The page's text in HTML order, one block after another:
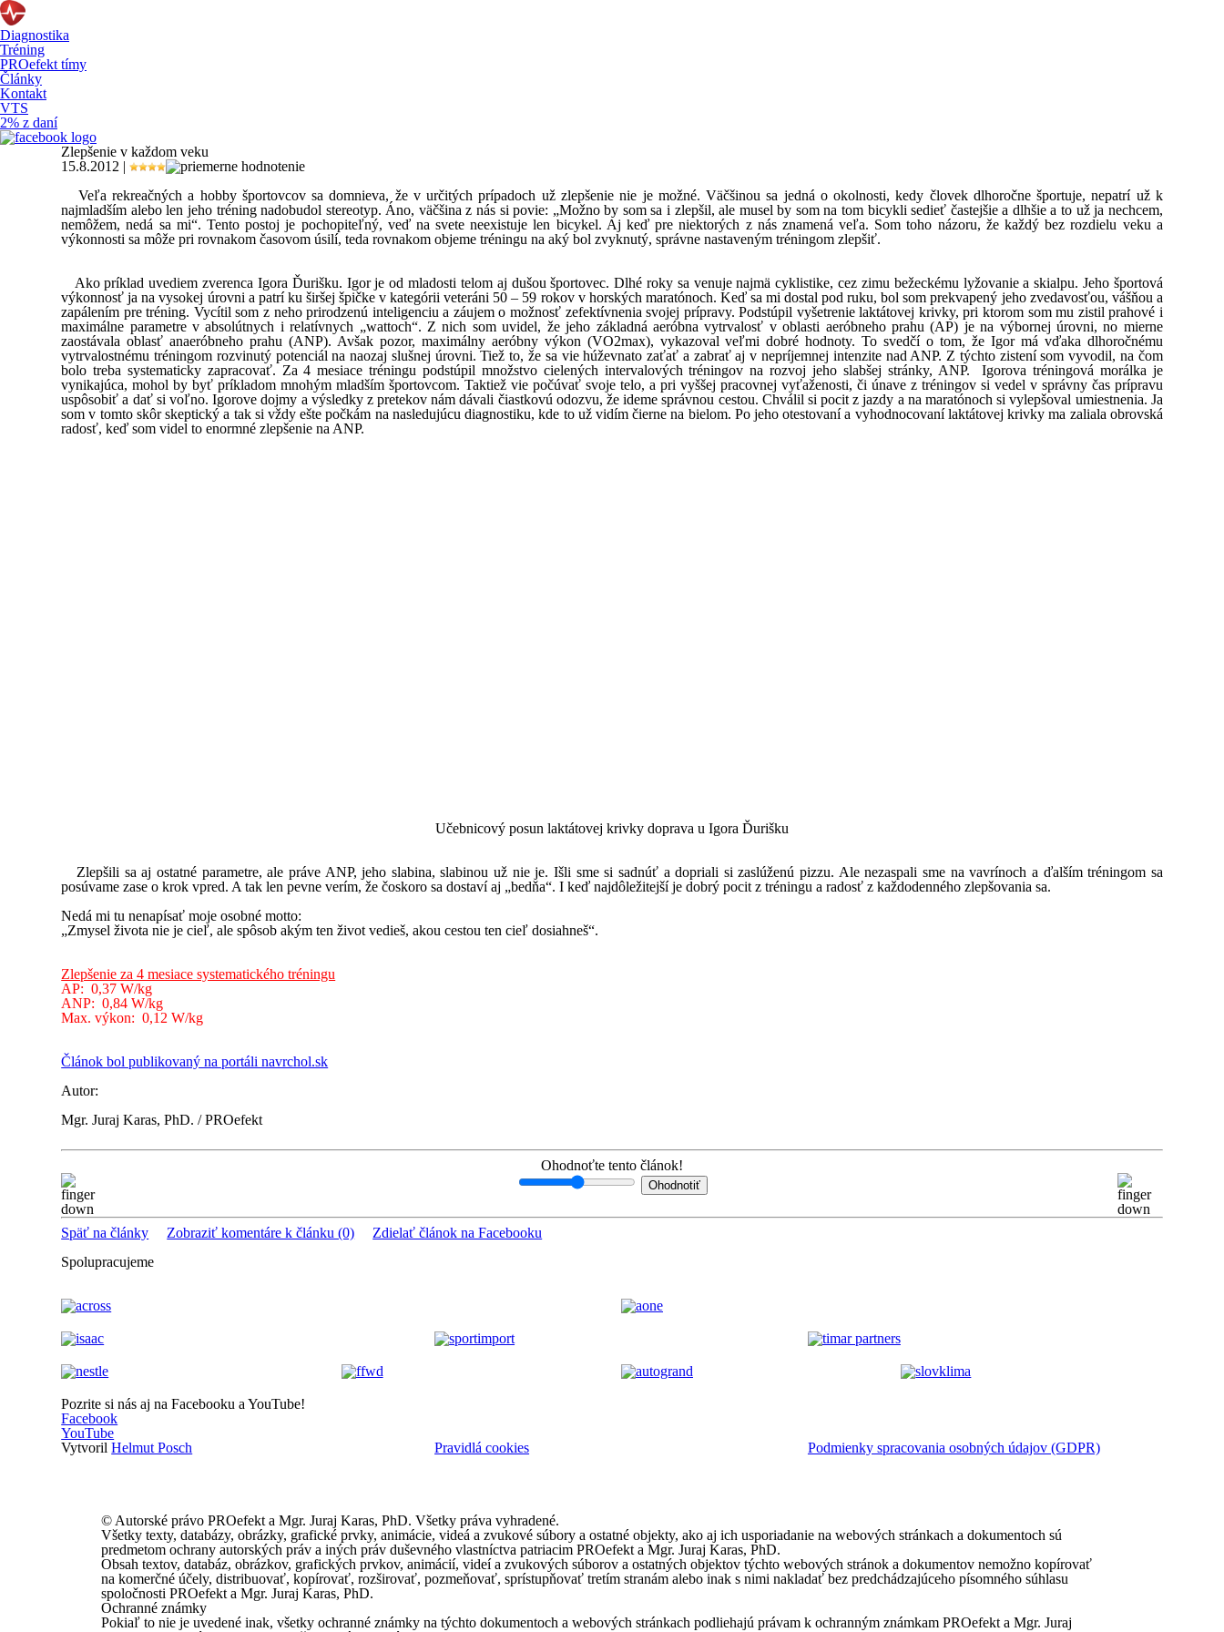
Diagnostika
Tréning
PROefekt tímy
Články
Kontakt
VTS
2% z daní
Zlepšenie v každom veku
15.8.2012 |
Veľa rekreačných a hobby športovcov sa domnieva, že v určitých prípadoch už zlepšenie nie je možné. Väčšinou sa jedná o okolnosti, kedy človek dlhoročne športuje, nepatrí už k
najmladším alebo len jeho tréning nadobudol stereotyp. Áno, väčšina z nás si povie: „Možno by som sa i zlepšil, ale musel by som na tom bicykli sedieť častejšie a dlhšie a to už ja nechcem,
nemôžem, nedá sa mi“. Tento postoj je pochopiteľný, veď na svete neexistuje len bicykel. Aj keď pre niektorých z nás znamená veľa. Som toho názoru, že každý bez rozdielu veku a
výkonnosti sa môže pri rovnakom časovom úsilí, teda rovnakom objeme tréningu na aký bol zvyknutý, správne nastaveným tréningom zlepšiť.
Ako príklad uvediem zverenca Igora Ďurišku. Igor je od mladosti telom aj dušou športovec. Dlhé roky sa venuje najmä cyklistike, cez zimu bežeckému lyžovanie a skialpu. Jeho športová
výkonnosť ja na vysokej úrovni a patrí ku širšej špičke v kategórii veteráni 50 – 59 rokov v horských maratónoch. Keď sa mi dostal pod ruku, bol som prekvapený jeho zvedavosťou, vášňou a
zapálením pre tréning. Vycítil som z neho prirodzenú inteligenciu a záujem o možnosť zefektívnenia svojej prípravy. Podstúpil vyšetrenie laktátovej krivky, pri ktorom som mu zistil prahové i
maximálne parametre v absolútnych i relatívnych „wattoch“. Z nich som uvidel, že jeho základná aeróbna vytrvalosť v oblasti aeróbneho prahu (AP) je na výbornej úrovni, no mierne
zaostávala oblasť anaeróbneho prahu (ANP). Avšak pozor, maximálny aeróbny výkon (VO2max), vykazoval veľmi dobré hodnoty. To svedčí o tom, že Igor má vďaka dlhoročnému
vytrvalostnému tréningom rozvinutý potenciál na naozaj slušnej úrovni. Tiež to, že sa vie húževnato zaťať a zabrať aj v nepríjemnej intenzite nad ANP. Z týchto zistení som vyvodil, na čom
bolo treba systematicky zapracovať. Za 4 mesiace tréningu podstúpil množstvo cielených intervalových tréningov na rozvoj jeho slabšej stránky, ANP. Igorova tréningová morálka je
vynikajúca, mohol by byť príkladom mnohým mladším športovcom. Taktiež vie počúvať svoje telo, a pri vyššej pracovnej vyťaženosti, či únave z tréningov si vedel v správny čas prípravu
uspôsobiť a dať si voľno. Igorove dojmy a výsledky z pretekov nám dávali čiastkovú odozvu, že ideme správnou cestou. Chválil si pocit z jazdy a na maratónoch si vylepšoval umiestnenia. Ja
som v tomto skôr skeptický a tak si vždy ešte počkám na nasledujúcu diagnostiku, kde to už vidím čierne na bielom. Po jeho otestovaní a vyhodnocovaní laktátovej krivky ma zaliala obrovská
radosť, keď som videl to enormné zlepšenie na ANP.
Učebnicový posun laktátovej krivky doprava u Igora Ďurišku
Zlepšili sa aj ostatné parametre, ale práve ANP, jeho slabina, slabinou už nie je. Išli sme si sadnúť a dopriali si zaslúženú pizzu. Ale nezaspali sme na vavrínoch a ďalším tréningom sa
posúvame zase o krok vpred. A tak len pevne verím, že čoskoro sa dostaví aj „bedňa“. I keď najdôležitejší je dobrý pocit z tréningu a radosť z každodenného zlepšovania sa.
Nedá mi tu nenapísať moje osobné motto:
„Zmysel života nie je cieľ, ale spôsob akým ten život vedieš, akou cestou ten cieľ dosiahneš“.
Zlepšenie za 4 mesiace systematického tréningu
AP: 0,37 W/kg
ANP: 0,84 W/kg
Max. výkon: 0,12 W/kg
Článok bol publikovaný na portáli navrchol.sk
Autor:
Mgr. Juraj Karas, PhD. / PROefekt
Ohodnoťte tento článok!
Späť na články Zobraziť komentáre k článku (0)
Zdielať článok na Facebooku
Spolupracujeme
Pozrite si nás aj na Facebooku a YouTube!
Facebook
YouTube
VytvorilHelmut Posch Pravidlá cookies Podmienky spracovania osobných údajov (GDPR)
© Autorské právo PROefekt a Mgr. Juraj Karas, PhD. Všetky práva vyhradené.
Všetky texty, databázy, obrázky, grafické prvky, animácie, videá a zvukové súbory a ostatné objekty, ako aj ich usporiadanie na webových stránkach a dokumentoch sú
predmetom ochrany autorských práv a iných práv duševného vlastníctva patriacim PROefekt a Mgr. Juraj Karas, PhD.
Obsah textov, databáz, obrázkov, grafických prvkov, animácií, videí a zvukových súborov a ostatných objektov týchto webových stránok a dokumentov nemožno kopírovať
na komerčné účely, distribuovať, kopírovať, rozširovať, pozmeňovať, sprístupňovať tretím stranám alebo inak s nimi nakladať bez predchádzajúceho písomného súhlasu
spoločnosti PROefekt a Mgr. Juraj Karas, PhD.
Ochranné známky
Pokiaľ to nie je uvedené inak, všetky ochranné známky na týchto dokumentoch a webových stránkach podliehajú právam k ochranným známkam PROefekt a Mgr. Juraj